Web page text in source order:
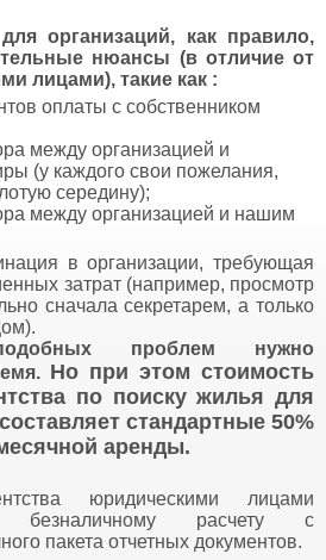
организаций, как правило,
нюансы (в отличие от
лицами), такие как :
оплаты c собственником
между организацией и
(у каждого свои пожелания,
середину);
между организацией и нашим
в организации, требующая
затрат (например, просмотр
сначала секретарем, а только
проблем нужно
Но при этом стоимость
по поиску жилья для
стандартные 50%
аренды.
юридическими лицами
безналичному расчету с
пакета отчетных документов.